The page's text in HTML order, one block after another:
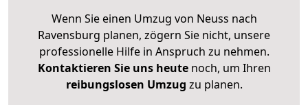
Wenn Sie einen Umzug von Neuss nach
Ravensburg planen, zögern Sie nicht, unsere
professionelle Hilfe in Anspruch zu nehmen.
Kontaktieren Sie uns heutenoch, um Ihren
reibungslosen Umzug zu planen.